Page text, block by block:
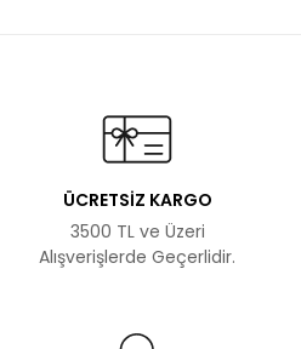
ÜCRETSİZ KARGO
3500 TL ve Üzeri
Alışverişlerde Geçerlidir.